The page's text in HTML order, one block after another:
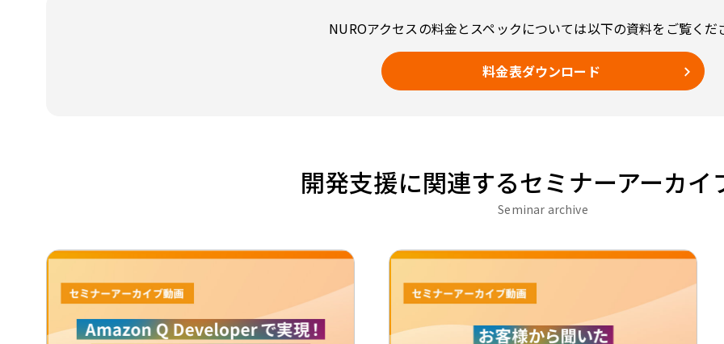
NUROアクセスの料金とスペックについては以下の資料をご覧くだ
料金表ダウンロード
開発支援に関連するセミナーアーカイ
Seminar archive